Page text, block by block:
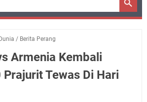
/ Berita Perang
Armenia Kembali
Prajurit Tewas Di Hari